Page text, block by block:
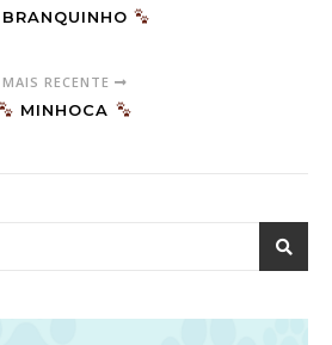
BRANQUINHO
MAIS RECENTE
MINHOCA